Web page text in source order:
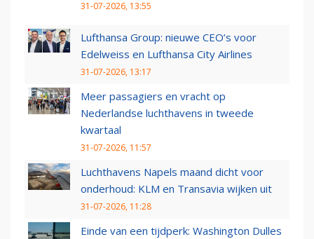
31-07-2026, 13:55
Lufthansa Group: nieuwe CEO’s voor
Edelweiss en Lufthansa City Airlines
31-07-2026, 13:17
Meer passagiers en vracht op
Nederlandse luchthavens in tweede
kwartaal
31-07-2026, 11:57
Luchthavens Napels maand dicht voor
onderhoud: KLM en Transavia wijken uit
31-07-2026, 11:28
Einde van een tijdperk: Washington Dulles